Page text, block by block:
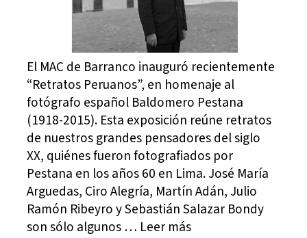
El MAC de Barranco inauguró recientemente
“Retratos Peruanos”, en homenaje al
fotógrafo español Baldomero Pestana
(1918-2015). Esta exposición reúne retratos
de nuestros grandes pensadores del siglo
XX, quiénes fueron fotografiados por
Pestana en los años 60 en Lima. José María
Arguedas, Ciro Alegría, Martín Adán, Julio
Ramón Ribeyro y Sebastián Salazar Bondy
son sólo algunos … Leer más